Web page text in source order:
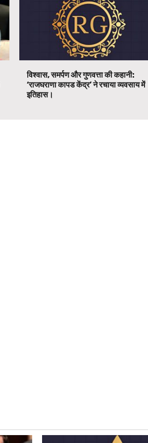
विश्वास, समर्पण और गुणवत्ता की कहानी:
‘राजघराणा कापड केंद्र’ ने रचाया व्यवसाय में
इतिहास।